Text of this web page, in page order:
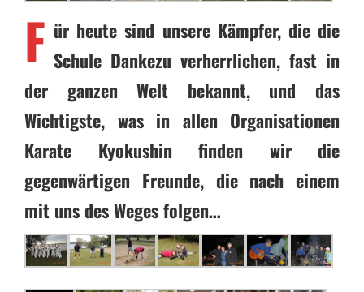
F ür heute sind unsere Kämpfer, die die
Schule Dankezu verherrlichen, fast in
der ganzen Welt bekannt, und das
Wichtigste, was in allen Organisationen
Karate Kyokushin finden wir die
gegenwärtigen Freunde, die nach einem
mit uns des Weges folgen…